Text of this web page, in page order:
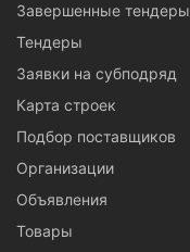
Завершенные тендеры
Тендеры
Заявки на субподряд
Карта строек
Подбор поставщиков
Организации
Объявления
Товары